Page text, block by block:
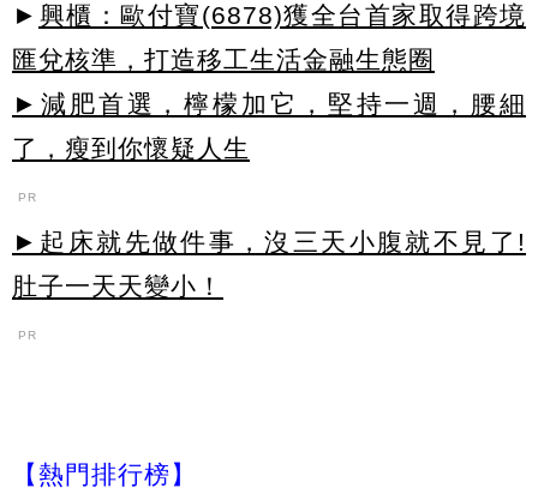
► 興櫃：歐付寶(6878)獲全台首家取得跨境
匯兌核準，打造移工生活金融生態圈
►減肥首選，檸檬加它，堅持一週，腰細
了，瘦到你懷疑人生
PR
►起床就先做件事，沒三天小腹就不見了!
肚子一天天變小！
PR
【熱門排行榜】